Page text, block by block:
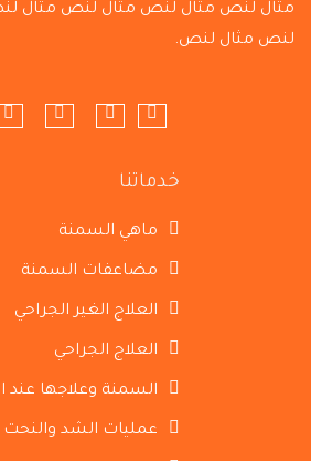
مثال لنص مثال لنص مثال لنص مثال
لنص مثال لنص.
خدماتنا
ماهي السمنة
مضاعفات السمنة
العلاج الغير الجراحي
العلاج الجراحي
السمنة وعلاجها عند
عمليات الشد والنحت